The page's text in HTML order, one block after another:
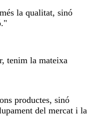
la qualitat, sinó
tenim la mateixa
productes, sinó
del mercat i la